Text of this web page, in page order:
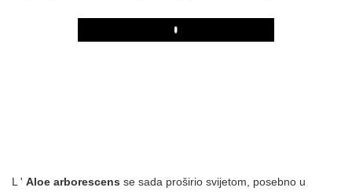
Play
L ' Aloe arborescens se sada proširio svijetom, posebno u